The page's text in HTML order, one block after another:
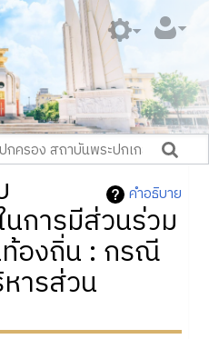
คำอธิบาย
การมีส่วนร่วม
ท้องถิ่น : กรณี
ารส่วน